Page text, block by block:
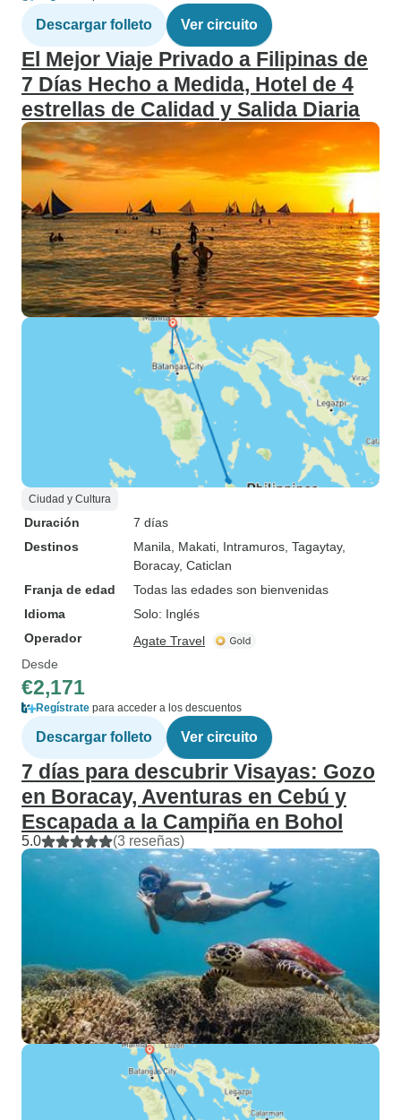
Descargar folleto Ver circuito
El Mejor Viaje Privado a Filipinas de
7 Días Hecho a Medida, Hotel de 4
estrellas de Calidad y Salida Diaria
Ciudad y Cultura
Duración
7 días
Destinos
Manila , Makati , Intramuros , Tagaytay,
Boracay, Caticlan
Franja de edad
Todas las edades son bienvenidas
Idioma
Solo: Inglés
Operador
Agate Travel
Desde
€2,171
Regístrate para acceder a los descuentos
Descargar folleto Ver circuito
7 días para descubrir Visayas: Gozo
en Boracay, Aventuras en Cebú y
Escapada a la Campiña en Bohol
5.0 (3 reseñas)